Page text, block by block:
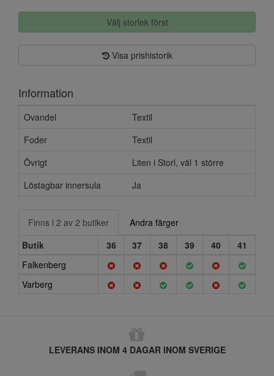
Välj storlek först
Visa prishistorik
Information
Ovandel
Textil
Foder
Textil
Övrigt
Liten i Storl, väl 1 större
Löstagbar innersula
Ja
Finns i 2 av 2 butiker
Andra färger
Butik
36 37 38 39 40
41
Falkenberg
Varberg
LEVERANS INOM 4 DAGAR INOM SVERIGE